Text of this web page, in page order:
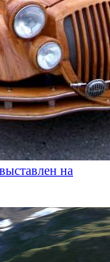
на